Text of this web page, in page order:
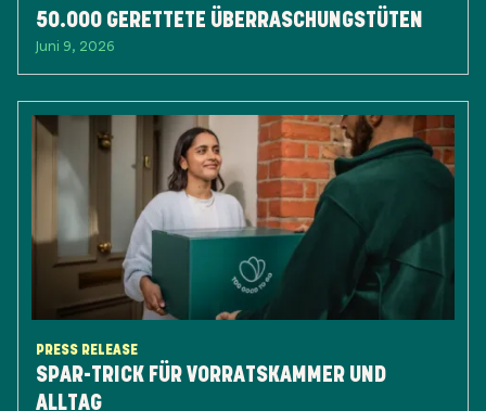
50.000 GERETTETE ÜBERRASCHUNGSTÜTEN
Juni 9, 2026
PRESS RELEASE
SPAR-TRICK FÜR VORRATSKAMMER UND
ALLTAG